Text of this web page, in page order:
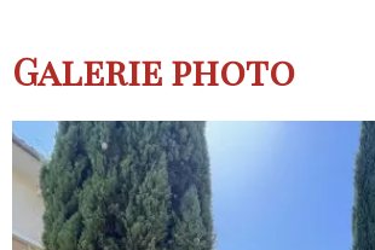
Galerie photo